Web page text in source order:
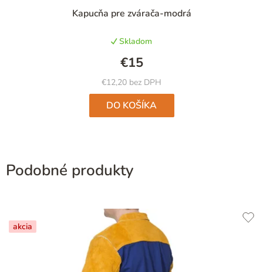
Kapucňa pre zvárača-modrá
hodnotenie
je
4,7
z
5
hviezdičiek.
Skladom
€12,20 bez DPH
€15
DO KOŠÍKA
Podobné produkty
akcia